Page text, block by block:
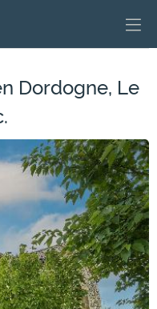
Dordogne, Le